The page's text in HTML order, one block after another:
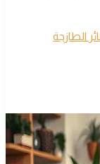
الطازجة